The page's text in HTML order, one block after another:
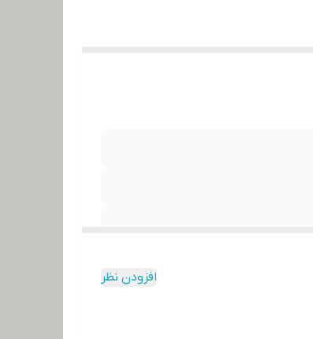
افزودن نظر